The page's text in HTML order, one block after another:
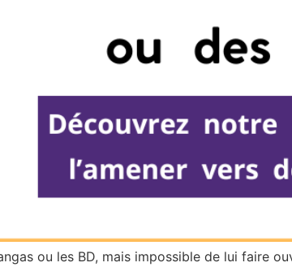
ou les BD, mais impossible de lui faire